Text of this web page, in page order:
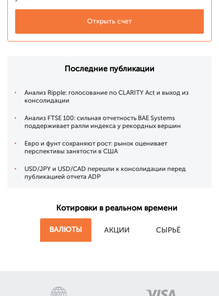
Открыть счет
Последние публикации
Анализ Ripple: голосование по CLARITY Act и выход из
консолидации
Анализ FTSE 100: сильная отчетность BAE Systems
поддерживает ралли индекса у рекордных вершин
Евро и фунт сохраняют рост: рынок оценивает
перспективы занятости в США
USD/JPY и USD/CAD перешли к консолидации перед
публикацией отчета ADP
Котировки в реальном времени
ВАЛЮТЫ АКЦИИ СЫРЬЁ